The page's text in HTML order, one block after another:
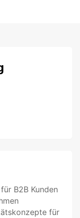
B2B Kunden
für